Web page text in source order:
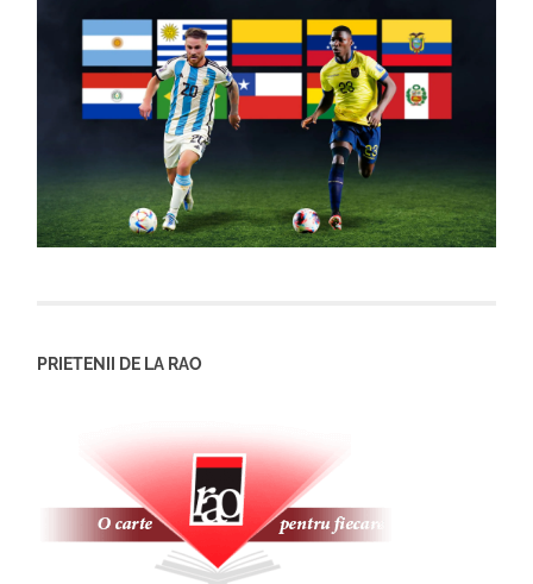
PRIETENII DE LA RAO